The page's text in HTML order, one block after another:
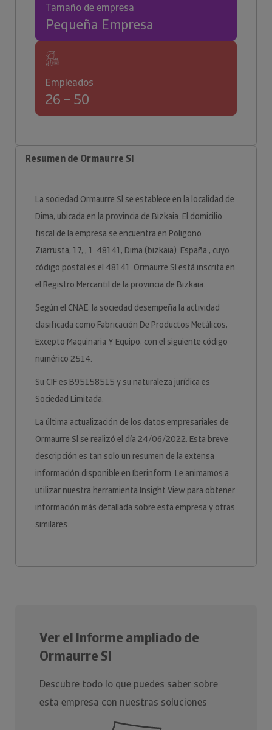
Tamaño de empresa
Pequeña Empresa
Empleados
26 – 50
Resumen de Ormaurre Sl
La sociedad Ormaurre Sl se establece en la localidad de
Dima, ubicada en la provincia de Bizkaia. El domicilio
fiscal de la empresa se encuentra en Poligono
Ziarrusta, 17, , 1. 48141, Dima (bizkaia). España., cuyo
código postal es el 48141. Ormaurre Sl está inscrita en
el Registro Mercantil de la provincia de Bizkaia.
Según el CNAE, la sociedad desempeña la actividad
clasificada como Fabricación De Productos Metálicos,
Excepto Maquinaria Y Equipo, con el siguiente código
numérico 2514.
Su CIF es B95158515 y su naturaleza jurídica es
Sociedad Limitada.
La última actualización de los datos empresariales de
Ormaurre Sl se realizó el día 24/06/2022. Esta breve
descripción es tan solo un resumen de la extensa
información disponible en Iberinform. Le animamos a
utilizar nuestra herramienta Insight View para obtener
información más detallada sobre esta empresa y otras
similares.
Ver el Informe ampliado de
Ormaurre Sl
Descubre todo lo que puedes saber sobre
esta empresa con nuestras soluciones